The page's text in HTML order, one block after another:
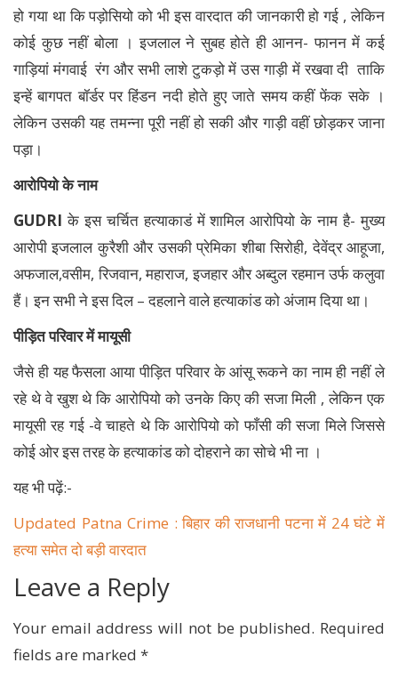
हो गया था कि पड़ोसियो को भी इस वारदात की जानकारी हो गई , लेकिन
कोई कुछ नहीं बोला । इजलाल ने सुबह होते ही आनन- फानन में कई
गाड़ियां मंगवाई रंग और सभी लाशे टुकड़ो में उस गाड़ी में रखवा दी ताकि
इन्हें बागपत बॉर्डर पर हिंडन नदी होते हुए जाते समय कहीं फेंक सके ।
लेकिन उसकी यह तमन्ना पूरी नहीं हो सकी और गाड़ी वहीं छोड़कर जाना
पड़ा।
आरोपियो के नाम
GUDRI के इस चर्चित हत्याकाडं में शामिल आरोपियो के नाम है- मुख्य
आरोपी इजलाल कुरैशी और उसकी प्रेमिका शीबा सिरोही, देवेंद्र आहूजा,
अफजाल,वसीम, रिजवान, महाराज, इजहार और अब्दुल रहमान उर्फ कलुवा
हैं। इन सभी ने इस दिल – दहलाने वाले हत्याकांड को अंजाम दिया था।
पीड़ित परिवार में मायूसी
जैसे ही यह फैसला आया पीड़ित परिवार के आंसू रूकने का नाम ही नहीं ले
रहे थे वे खुश थे कि आरोपियो को उनके किए की सजा मिली , लेकिन एक
मायूसी रह गई -वे चाहते थे कि आरोपियो को फाँसी की सजा मिले जिससे
कोई ओर इस तरह के हत्याकांड को दोहराने का सोचे भी ना ।
यह भी पढ़ें:-
Updated Patna Crime : बिहार की राजधानी पटना में 24 घंटे में
हत्या समेत दो बड़ी वारदात
Leave a Reply
Your email address will not be published. Required
fields are marked *